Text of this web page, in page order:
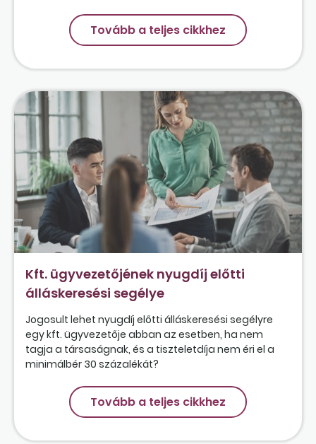
Tovább a teljes cikkhez
Kft. ügyvezetőjének nyugdíj előtti
álláskeresési segélye
Jogosult lehet nyugdíj előtti álláskeresési segélyre
egy kft. ügyvezetője abban az esetben, ha nem
tagja a társaságnak, és a tiszteletdíja nem éri el a
minimálbér 30 százalékát?
Tovább a teljes cikkhez